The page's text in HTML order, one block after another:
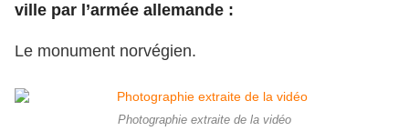
ville par l’armée allemande :
Le monument norvégien.
Photographie extraite de la vidéo